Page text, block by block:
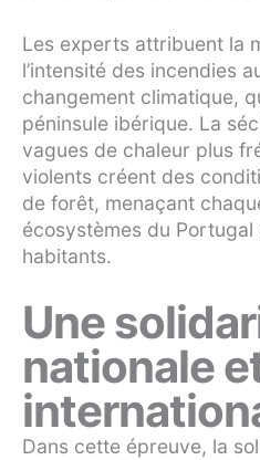
Les experts attribuent la
l’intensité des incendies
changement climatique,
péninsule ibérique. La
vagues de chaleur plus
violents créent des
de forêt, menaçant
écosystèmes du
habitants.
Une
nationale
Dans cette épreuve, la